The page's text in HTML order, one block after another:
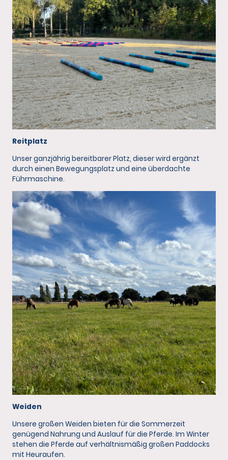
Reitplatz
Unser ganzjährig bereitbarer Platz, dieser wird ergänzt
durch einen Bewegungsplatz und eine überdachte
Führmaschine.
Weiden
Unsere großen Weiden bieten für die Sommerzeit
genügend Nahrung und Auslauf für die Pferde. Im Winter
stehen die Pferde auf verhältnismäßig großen Paddocks
mit Heuraufen.